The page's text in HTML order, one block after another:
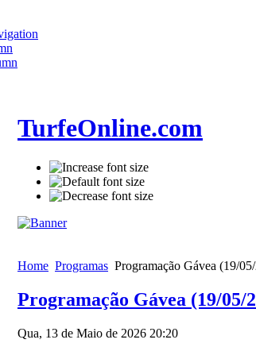
TurfeOnline.com
Home Programas Programação Gávea (19/
Programação Gávea (19/05/
Qua, 13 de Maio de 2026 20:20